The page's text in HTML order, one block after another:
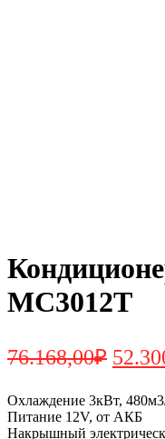
MC3012T
76.168,00₽
Охлаждение 3кВт,
Питание 12V, от АКБ
Накрышный